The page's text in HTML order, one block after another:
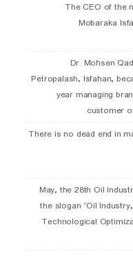
The CEO of the
Mobaraka
Dr. Mohsen
Petropalash, Isfahan,
year managing
customer
There is no dead end in
19 May, the 28th Oil
the slogan “Oil
Technological